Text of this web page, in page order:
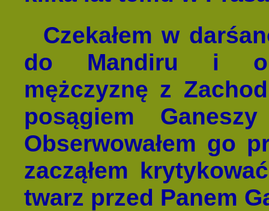
Czekałem w
do Mandiru i
mężczyznę z
posągiem
Obserwowałem go
zacząłem
twarz przed Panem